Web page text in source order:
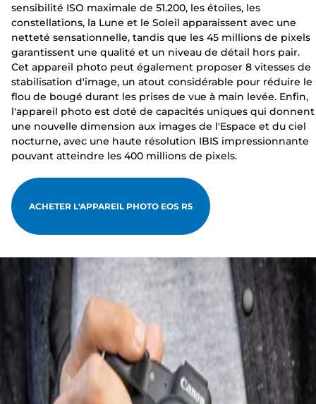
sensibilité ISO maximale de 51.200, les étoiles, les
constellations, la Lune et le Soleil apparaissent avec une
netteté sensationnelle, tandis que les 45 millions de pixels
garantissent une qualité et un niveau de détail hors pair.
Cet appareil photo peut également proposer 8 vitesses de
stabilisation d'image, un atout considérable pour réduire le
flou de bougé durant les prises de vue à main levée. Enfin,
l'appareil photo est doté de capacités uniques qui donnent
une nouvelle dimension aux images de l'Espace et du ciel
nocturne, avec une haute résolution IBIS impressionnante
pouvant atteindre les 400 millions de pixels.
ACHETER L'APPAREIL PHOTO EOS R5